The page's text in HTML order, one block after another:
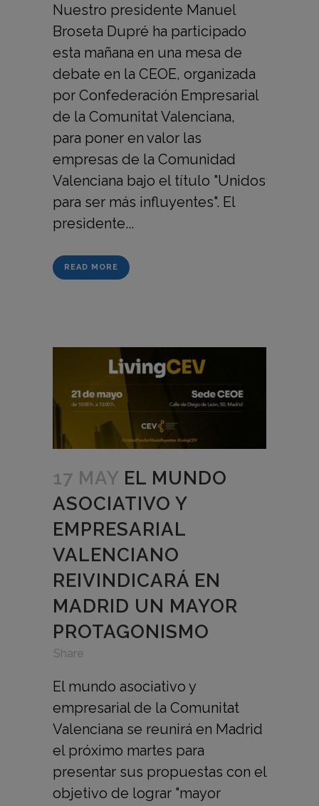
Nuestro presidente Manuel
Broseta Dupré ha participado
esta mañana en una mesa de
debate en la CEOE, organizada
por Confederación Empresarial
de la Comunitat Valenciana,
para poner en valor las
empresas de la Comunidad
Valenciana bajo el título "Unidos
para ser más influyentes". El
presidente...
READ MORE
17 MAY EL MUNDO
ASOCIATIVO Y
EMPRESARIAL
VALENCIANO
REIVINDICARÁ EN
MADRID UN MAYOR
PROTAGONISMO
Share
El mundo asociativo y
empresarial de la Comunitat
Valenciana se reunirá en Madrid
el próximo martes para
presentar sus propuestas con el
objetivo de lograr "mayor